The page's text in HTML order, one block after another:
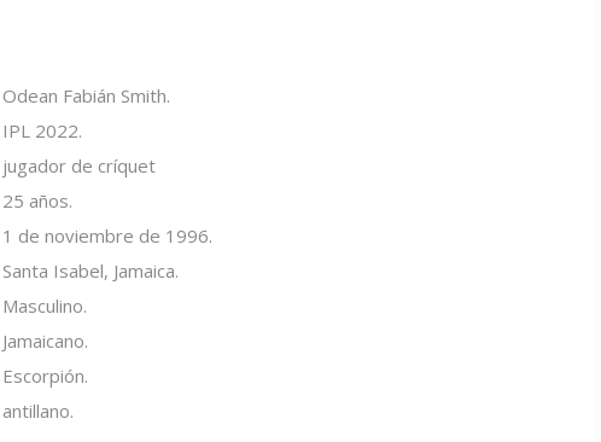
Odean Fabián Smith.
IPL 2022.
jugador de críquet
25 años.
1 de noviembre de 1996.
Santa Isabel, Jamaica.
Masculino.
Jamaicano.
Escorpión.
antillano.